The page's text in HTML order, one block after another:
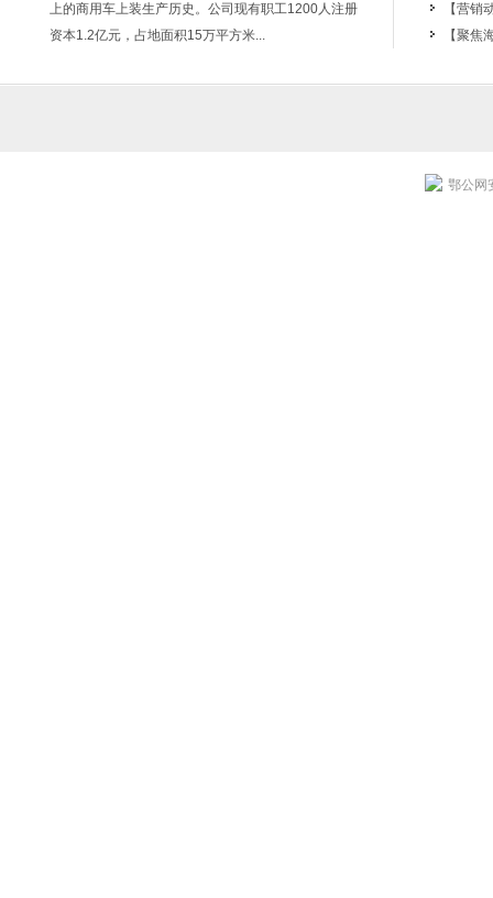
上的商用车上装生产历史。公司现有职工1200人注册
资本1.2亿元，占地面积15万平方米...
展调研
【营销
作新篇~
【聚焦
鄂公网